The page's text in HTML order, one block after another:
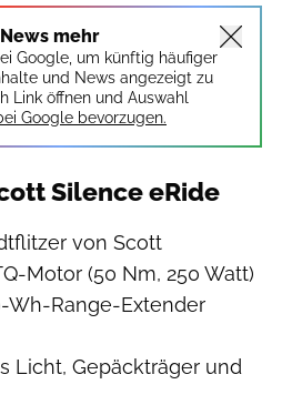
mehr
Google, um künftig häufiger
und News angezeigt zu
Link öffnen und Auswahl
Google bevorzugen.
Silence eRide
von Scott
Motor (50 Nm, 250 Watt)
Wh-Range-Extender
Licht, Gepäckträger und